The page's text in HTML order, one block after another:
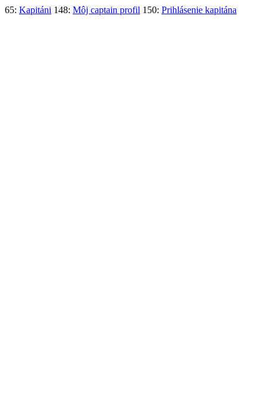
65: Kapitáni 148: Môj captain profil 150: Prihlásenie kapitána